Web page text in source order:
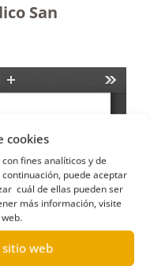
cookies
con fines analíticos y de
puede aceptar
cuál de ellas pueden ser
más información, visite
web
San